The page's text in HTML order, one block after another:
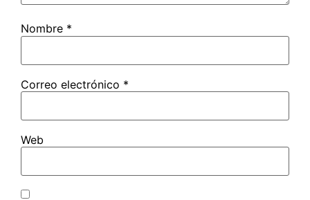
Nombre *
Correo electrónico *
Web